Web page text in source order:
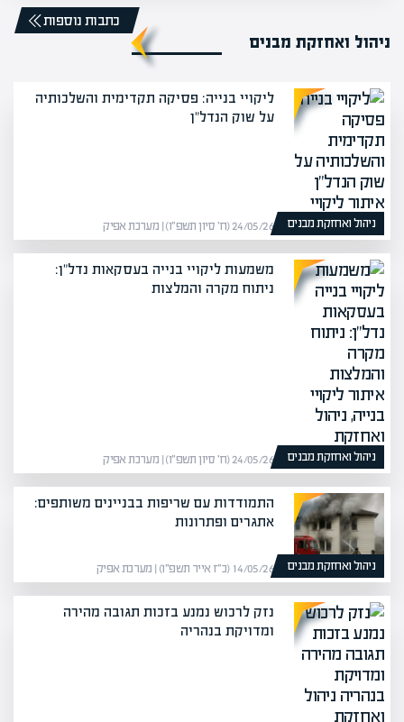
ניהול ואחזקת מבנים
כתבות נוספות
ניהול ואחזקת מבנים
ליקויי בנייה: פסיקה תקדימית והשלכותיה
על שוק הנדל"ן
24/05/26 (ח׳ סיון תשפ״ו) | מערכת אפיק
ניהול ואחזקת מבנים
משמעות ליקויי בנייה בעסקאות נדל"ן:
ניתוח מקרה והמלצות
24/05/26 (ח׳ סיון תשפ״ו) | מערכת אפיק
ניהול ואחזקת מבנים
התמודדות עם שריפות בבניינים משותפים:
אתגרים ופתרונות
14/05/26 (כ״ז אייר תשפ״ו) | מערכת אפיק
נזק לרכוש נמנע בזכות תגובה מהירה
ומדויקת בנהריה